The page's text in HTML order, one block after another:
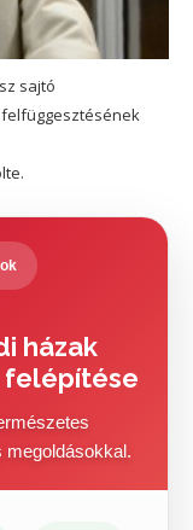
sajtó
házak
felépítése
megoldásokkal.